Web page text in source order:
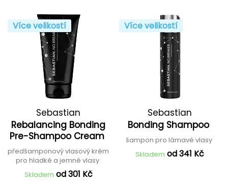
Více velikostí
Sebastian
Rebalancing Bonding
Pre-Shampoo Cream
předšamponový vlasový krém
pro hladké a jemné vlasy
Skladem od 301 Kč
Více velikostí
Sebastian
Bonding Shampoo
šampon pro lámavé vlasy
Skladem od 341 Kč